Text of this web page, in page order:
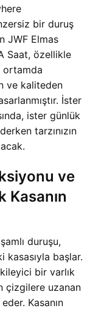
bir duruş
JWF Elmas
Saat, özellikle
ortamda
ve kaliteden
İster
ister günlük
tarzınızın
ve
Kasanın
duruşu,
kasasıyla başlar.
bir varlık
çizgilere uzanan
Kasanın